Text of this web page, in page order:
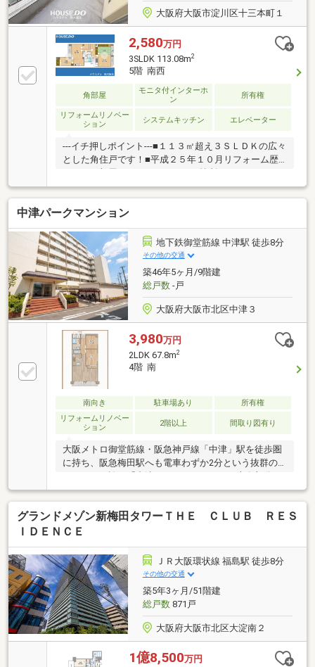
大阪府大阪市淀川区十三本町１
2,580万円
3SLDK 113.08m2
5階 南西
角部屋
モニタ付インターホ
ン
所有権
リフォームリノベー
ション
システムキッチン エレベーター
---イチ押しポイント---■１１３㎡超え３ＳＬＤＫの広々
とした角住戸です！■平成２５年１０月リフォーム歴
洗面化粧台 ■トイレ ■給湯器■モニター付きインタ
ーホン ---周辺環境---■神津小学校・・・徒歩５分■新北
野中学校・・・徒歩５分■スーパー・・・徒歩２分■コ
ンビニ・・・徒歩２分※当社では他社様が掲載してい
る物件もご紹介、ご案内が可能です！あわせて内覧を
希望される際は、お問い合わせの際希望の物件名をお
申し付けください！「お家探し」「ご売却」は地域密
着型不動産『ハウスドゥ新大阪北』におまかせ下さ
い！
中津パークマンション
地下鉄御堂筋線 中津駅 徒歩8分
その他の交通
築46年5ヶ月/9階建
総戸数-戸
大阪府大阪市北区中津３
3,980万円
2LDK 67.8m2
4階 南
南向き 駐車場あり
所有権
リフォームリノベー
ション
2階以上 間取り図有り
大阪メトロ御堂筋線・阪急神戸線「中津」駅を徒歩圏
に持ち、阪急梅田駅へも電車わずか2分という抜群の
フルリノベーションが施され、建具とエコカラットの
アクセントウォールが、ホテルライクで上質な空間を
演出します。2LDKのゆとりある間取りは、お子様お一
人のファミリー世帯はもちろん、ご夫婦二人での暮ら
中津公園やスーパー、病院もあり、日々の暮らしやお
子様の成長に寄り添う住環境が整っています。都心近
接の利便性と落ち着いた住宅街の魅力を両立した、幅
広い世代におすすめしたい一室です。
グランドメゾン新梅田タワーＴＨＥ ＣＬＵＢ ＲＥＳ
ＩＤＥＮＣＥ
ＪＲ大阪環状線 福島駅 徒歩8分
その他の交通
築5年3ヶ月/51階建
総戸数871戸
大阪府大阪市北区大淀南２
1億8,500万円